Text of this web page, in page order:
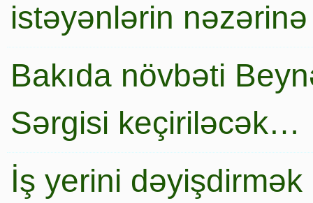
istəyənlərin nəzərinə
Bakıda növbəti
Sərgisi keçiriləcək…
İş yerini